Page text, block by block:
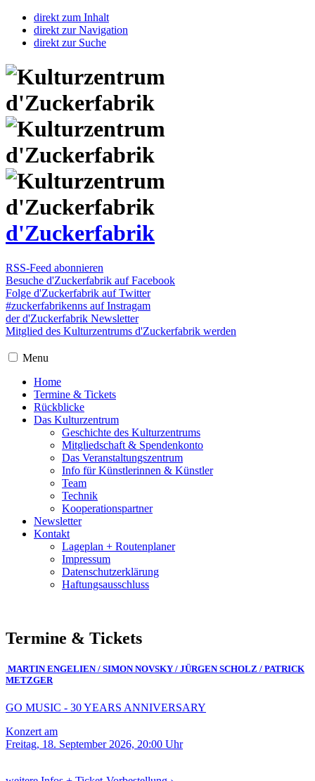
direkt zum Inhalt
direkt zur Navigation
direkt zur Suche
d'Zuckerfabrik
RSS-Feed abonnieren
Besuche d'Zuckerfabrik auf Facebook
Folge d'Zuckerfabrik auf Twitter
#zuckerfabrikenns auf Instragam
der d'Zuckerfabrik Newsletter
Mitglied des Kulturzentrums d'Zuckerfabrik werden
Menu
Home
Termine & Tickets
Rückblicke
Das Kulturzentrum
Geschichte des Kulturzentrums
Mitgliedschaft & Spendenkonto
Das Veranstaltungszentrum
Info für Künstlerinnen & Künstler
Team
Technik
Kooperationspartner
Newsletter
Kontakt
Lageplan + Routenplaner
Impressum
Datenschutzerklärung
Haftungsausschluss
Termine & Tickets
MARTIN ENGELIEN / SIMON NOVSKY / JÜRGEN SCHOLZ / PATRICK
METZGER
GO MUSIC - 30 YEARS ANNIVERSARY
Konzert am
Freitag, 18. September 2026, 20:00 Uhr